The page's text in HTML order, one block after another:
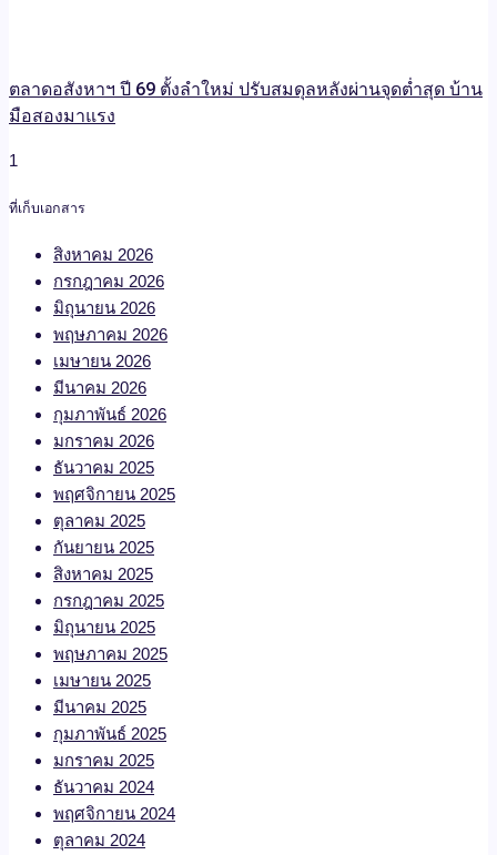
ตลาดอสังหาฯ ปี 69 ตั้งลำใหม่ ปรับสมดุลหลังผ่านจุดต่ำสุด บ้าน
มือสองมาแรง
ที่เก็บเอกสาร
สิงหาคม 2026
กรกฎาคม 2026
มิถุนายน 2026
พฤษภาคม 2026
เมษายน 2026
มีนาคม 2026
กุมภาพันธ์ 2026
มกราคม 2026
ธันวาคม 2025
พฤศจิกายน 2025
ตุลาคม 2025
กันยายน 2025
สิงหาคม 2025
กรกฎาคม 2025
มิถุนายน 2025
พฤษภาคม 2025
เมษายน 2025
มีนาคม 2025
กุมภาพันธ์ 2025
มกราคม 2025
ธันวาคม 2024
พฤศจิกายน 2024
ตุลาคม 2024